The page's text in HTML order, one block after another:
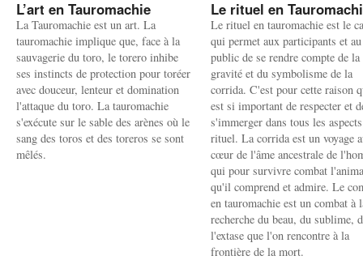
L’art en Tauromachie
La Tauromachie est un art. La
tauromachie implique que, face à la
sauvagerie du toro, le torero inhibe
ses instincts de protection pour toréer
avec douceur, lenteur et domination
l'attaque du toro. La tauromachie
s'exécute sur le sable des arènes où le
sang des toros et des toreros se sont
mêlés.
Le rituel en
Le rituel en tauromachie est le
qui permet aux participants et au
public de se rendre compte de la
gravité et du symbolisme de la
corrida. C'est pour cette raison
est si important de respecter et
s'immerger dans tous les
rituel. La corrida est un voyage
cœur de l'âme ancestrale de
qui pour survivre combat
qu'il comprend et admire. Le
en tauromachie est un combat à
recherche du beau, du sublime,
l'extase que l'on rencontre à la
frontière de la mort.